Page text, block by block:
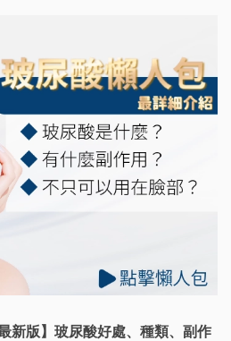
新版】玻尿酸好處、種類、副作